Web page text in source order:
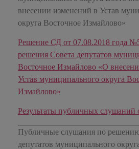
внесении изменений в Устав
округа Восточное Измайлово»
Решение СД от 07.08.2018 года
решения Совета депутатов
Восточное Измайлово «О
Устав муниципального округа
Измайлово»
Результаты публичных слушаний
Публичные слушания по
депутатов муниципального